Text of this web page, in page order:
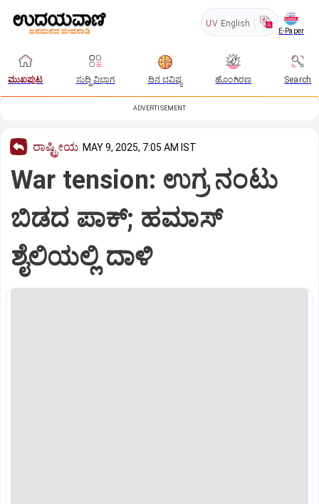
UV English
E-Paper
ಮುಖಪುಟ ಸುದ್ದಿ ವಿಭಾಗ ದಿನ ಭವಿಷ್ಯ ಹೊಂಗಿರಣ Search
ADVERTISEMENT
ರಾಷ್ಟ್ರೀಯ MAY 9, 2025, 7:05 AM IST
War tension: ಉಗ್ರ ನಂಟು
ಬಿಡದ ಪಾಕ್; ಹಮಾಸ್‌
ಶೈಲಿಯಲ್ಲಿ ದಾಳಿ